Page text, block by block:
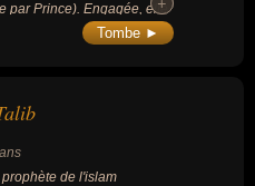
par Prince). Engagée, elle
sexuels perpétrés au sein
sur les enfants, comme
+
+
Tombe ►
de l'islam